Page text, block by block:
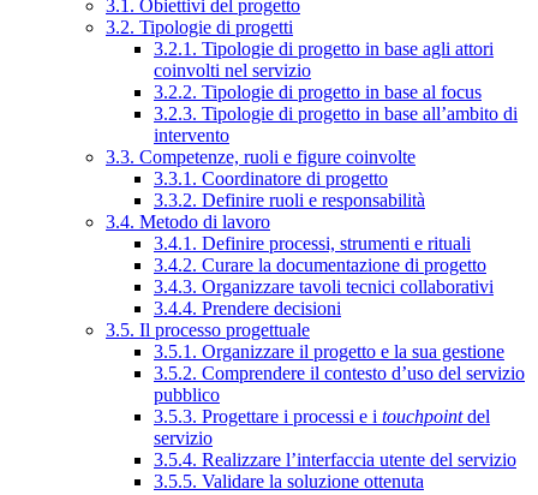
3.1. Obiettivi del progetto
3.2. Tipologie di progetti
3.2.1. Tipologie di progetto in base agli attori
coinvolti nel servizio
3.2.2. Tipologie di progetto in base al focus
3.2.3. Tipologie di progetto in base all’ambito di
intervento
3.3. Competenze, ruoli e figure coinvolte
3.3.1. Coordinatore di progetto
3.3.2. Definire ruoli e responsabilità
3.4. Metodo di lavoro
3.4.1. Definire processi, strumenti e rituali
3.4.2. Curare la documentazione di progetto
3.4.3. Organizzare tavoli tecnici collaborativi
3.4.4. Prendere decisioni
3.5. Il processo progettuale
3.5.1. Organizzare il progetto e la sua gestione
3.5.2. Comprendere il contesto d’uso del servizio
pubblico
3.5.3. Progettare i processi e i touchpointdel
servizio
3.5.4. Realizzare l’interfaccia utente del servizio
3.5.5. Validare la soluzione ottenuta